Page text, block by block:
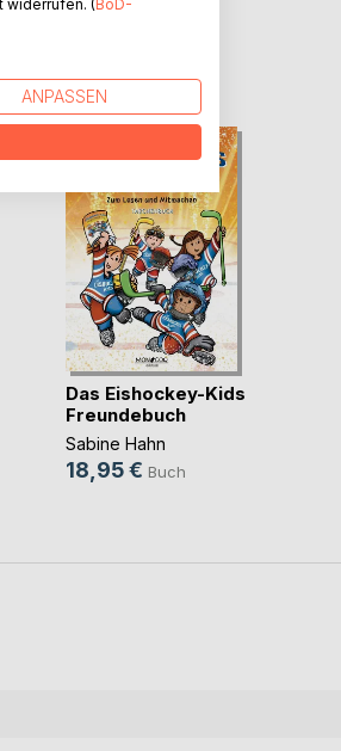
BEIBoD
Das Eishockey-Kids
Freundebuch
Sabine Hahn
18,95 € Buch
widerrufen. (BoD-
ANPASSEN